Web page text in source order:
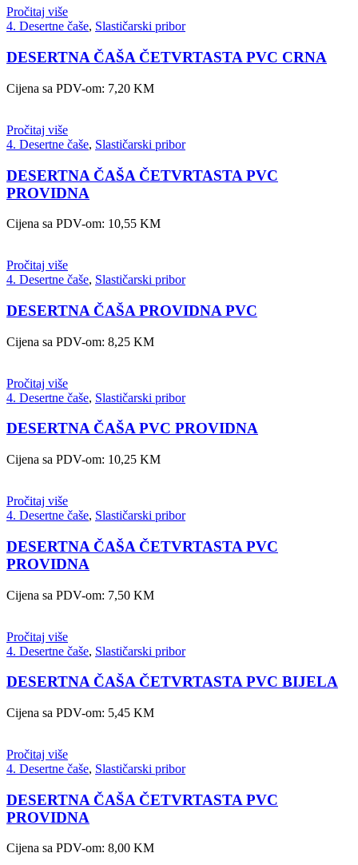
Pročitaj više
4. Desertne čaše, Slastičarski pribor
DESERTNA ČAŠA ČETVRTASTA PVC CRNA
Cijena sa PDV-om: 7,20 KM
Pročitaj više
4. Desertne čaše, Slastičarski pribor
DESERTNA ČAŠA ČETVRTASTA PVC
PROVIDNA
Cijena sa PDV-om: 10,55 KM
Pročitaj više
4. Desertne čaše, Slastičarski pribor
DESERTNA ČAŠA PROVIDNA PVC
Cijena sa PDV-om: 8,25 KM
Pročitaj više
4. Desertne čaše, Slastičarski pribor
DESERTNA ČAŠA PVC PROVIDNA
Cijena sa PDV-om: 10,25 KM
Pročitaj više
4. Desertne čaše, Slastičarski pribor
DESERTNA ČAŠA ČETVRTASTA PVC
PROVIDNA
Cijena sa PDV-om: 7,50 KM
Pročitaj više
4. Desertne čaše, Slastičarski pribor
DESERTNA ČAŠA ČETVRTASTA PVC BIJELA
Cijena sa PDV-om: 5,45 KM
Pročitaj više
4. Desertne čaše, Slastičarski pribor
DESERTNA ČAŠA ČETVRTASTA PVC
PROVIDNA
Cijena sa PDV-om: 8,00 KM